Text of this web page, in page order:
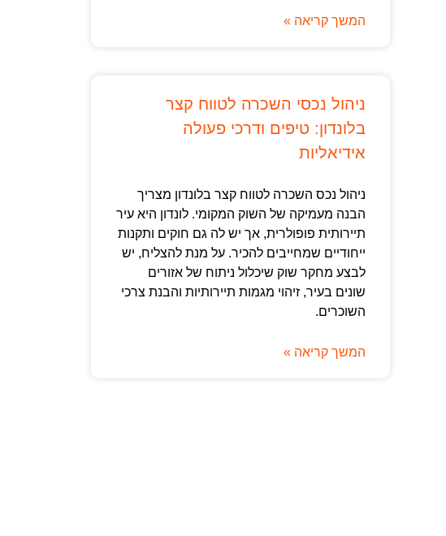
המשך קריאה »
ניהול נכסי השכרה לטווח קצר
בלונדון: טיפים ודרכי פעולה
אידיאליות
ניהול נכס השכרה לטווח קצר בלונדון מצריך
הבנה מעמיקה של השוק המקומי. לונדון היא עיר
תיירותית פופולרית, אך יש לה גם חוקים ותקנות
ייחודיים שמחייבים להכיר. על מנת להצליח, יש
לבצע מחקר שוק שיכלול ניתוח של אזורים
שונים בעיר, זיהוי מגמות תיירותיות והבנת צרכי
השוכרים.
המשך קריאה »